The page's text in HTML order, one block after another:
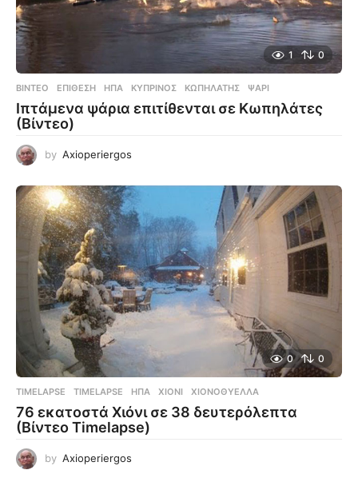
1 0
ΒΊΝΤΕΟ ΕΠΊΘΕΣΗ ,ΗΠΑ ,ΚΥΠΡΊΝΟΣ ,ΚΩΠΗΛΆΤΗΣ ,ΨΆΡΙ
Ιπτάμενα ψάρια επιτίθενται σε Κωπηλάτες
(Βίντεο)
by Axioperiergos
0 0
TIMELAPSE TIMELAPSE ,ΗΠΑ ,ΧΙΌΝΙ ,ΧΙΟΝΟΘΎΕΛΛΑ
76 εκατοστά Χιόνι σε 38 δευτερόλεπτα
(Βίντεο Timelapse)
by Axioperiergos